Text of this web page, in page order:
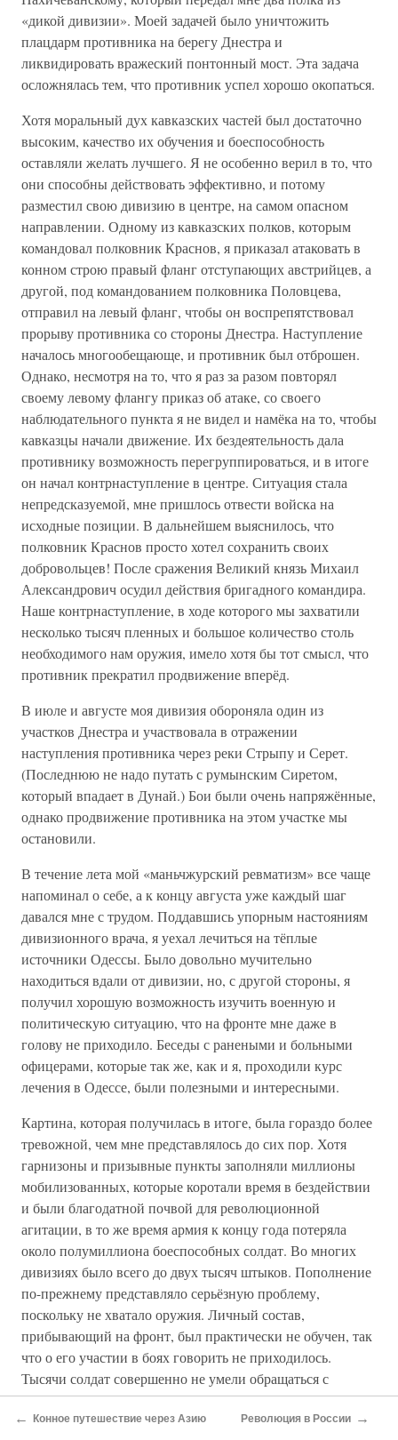
«дикой дивизии». Моей задачей было уничтожить
плацдарм противника на берегу Днестра и
ликвидировать вражеский понтонный мост. Эта задача
осложнялась тем, что противник успел хорошо окопаться.
Хотя моральный дух кавказских частей был достаточно
высоким, качество их обучения и боеспособность
оставляли желать лучшего. Я не особенно верил в то, что
они способны действовать эффективно, и потому
разместил свою дивизию в центре, на самом опасном
направлении. Одному из кавказских полков, которым
командовал полковник Краснов, я приказал атаковать в
конном строю правый фланг отступающих австрийцев, а
другой, под командованием полковника Половцева,
отправил на левый фланг, чтобы он воспрепятствовал
прорыву противника со стороны Днестра. Наступление
началось многообещающе, и противник был отброшен.
Однако, несмотря на то, что я раз за разом повторял
своему левому флангу приказ об атаке, со своего
наблюдательного пункта я не видел и намёка на то, чтобы
кавказцы начали движение. Их бездеятельность дала
противнику возможность перегруппироваться, и в итоге
он начал контрнаступление в центре. Ситуация стала
непредсказуемой, мне пришлось отвести войска на
исходные позиции. В дальнейшем выяснилось, что
полковник Краснов просто хотел сохранить своих
добровольцев! После сражения Великий князь Михаил
Александрович осудил действия бригадного командира.
Наше контрнаступление, в ходе которого мы захватили
несколько тысяч пленных и большое количество столь
необходимого нам оружия, имело хотя бы тот смысл, что
противник прекратил продвижение вперёд.
В июле и августе моя дивизия обороняла один из
участков Днестра и участвовала в отражении
наступления противника через реки Стрыпу и Серет.
(Последнюю не надо путать с румынским Сиретом,
который впадает в Дунай.) Бои были очень напряжённые,
однако продвижение противника на этом участке мы
остановили.
В течение лета мой «маньчжурский ревматизм» все чаще
напоминал о себе, а к концу августа уже каждый шаг
давался мне с трудом. Поддавшись упорным настояниям
дивизионного врача, я уехал лечиться на тёплые
источники Одессы. Было довольно мучительно
находиться вдали от дивизии, но, с другой стороны, я
получил хорошую возможность изучить военную и
политическую ситуацию, что на фронте мне даже в
голову не приходило. Беседы с ранеными и больными
офицерами, которые так же, как и я, проходили курс
лечения в Одессе, были полезными и интересными.
Картина, которая получилась в итоге, была гораздо более
тревожной, чем мне представлялось до сих пор. Хотя
гарнизоны и призывные пункты заполняли миллионы
мобилизованных, которые коротали время в бездействии
и были благодатной почвой для революционной
агитации, в то же время армия к концу года потеряла
около полумиллиона боеспособных солдат. Во многих
дивизиях было всего до двух тысяч штыков. Пополнение
по-прежнему представляло серьёзную проблему,
поскольку не хватало оружия. Личный состав,
прибывающий на фронт, был практически не обучен, так
что о его участии в боях говорить не приходилось.
Тысячи солдат совершенно не умели обращаться с
винтовкой. Нехватка офицеров и унтер-офицеров
становилась всё более ощутимой. Единственным
← Конное путешествие через Азию Революция в России →